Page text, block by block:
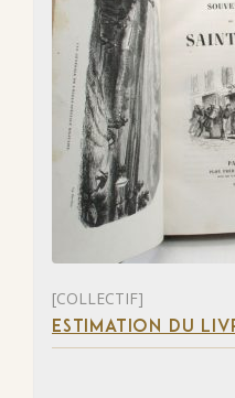
[COLLECTIF]
ESTIMATION DU